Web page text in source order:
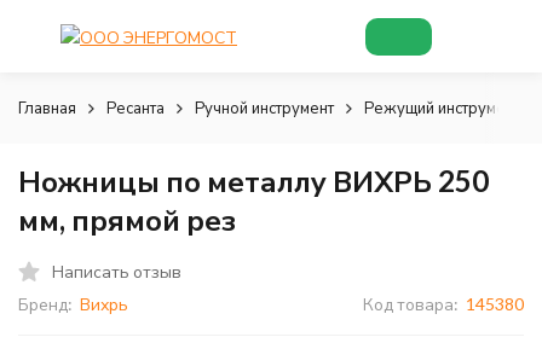
Главная Ресанта Ручной инструмент Режущий инструмент
Ножницы по металлу ВИХРЬ 250
мм, прямой рез
Написать отзыв
Бренд: Вихрь Код товара: 145380